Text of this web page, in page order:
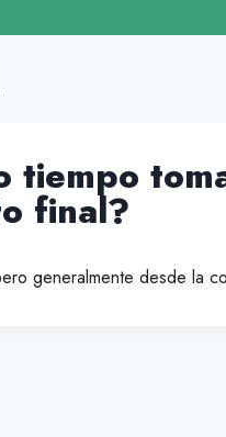
tiempo
final?
generalmente desde la